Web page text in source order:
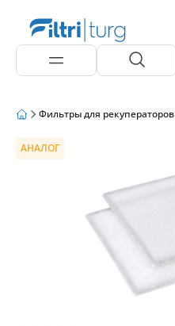
Фильтры для рекуператоров
АНАЛОГ